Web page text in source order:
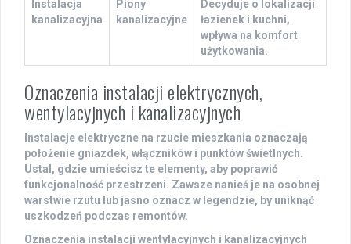
Instalacja
kanalizacyjna
Piony
kanalizacyjne
Decyduje o lokalizacji
łazienek i kuchni,
wpływa na komfort
użytkowania.
Oznaczenia instalacji elektrycznych,
wentylacyjnych i kanalizacyjnych
Instalacje elektryczne na rzucie mieszkania oznaczają
położenie gniazdek, włączników i punktów świetlnych.
Ustal, gdzie umieścisz te elementy, aby poprawić
funkcjonalność przestrzeni. Zawsze nanieś je na osobnej
warstwie rzutu lub jasno oznacz w legendzie, by uniknąć
uszkodzeń podczas remontów.
Oznaczenia instalacji wentylacyjnych i kanalizacyjnych